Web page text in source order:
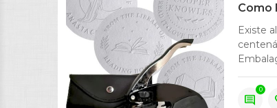
Como
Existe
comment
0